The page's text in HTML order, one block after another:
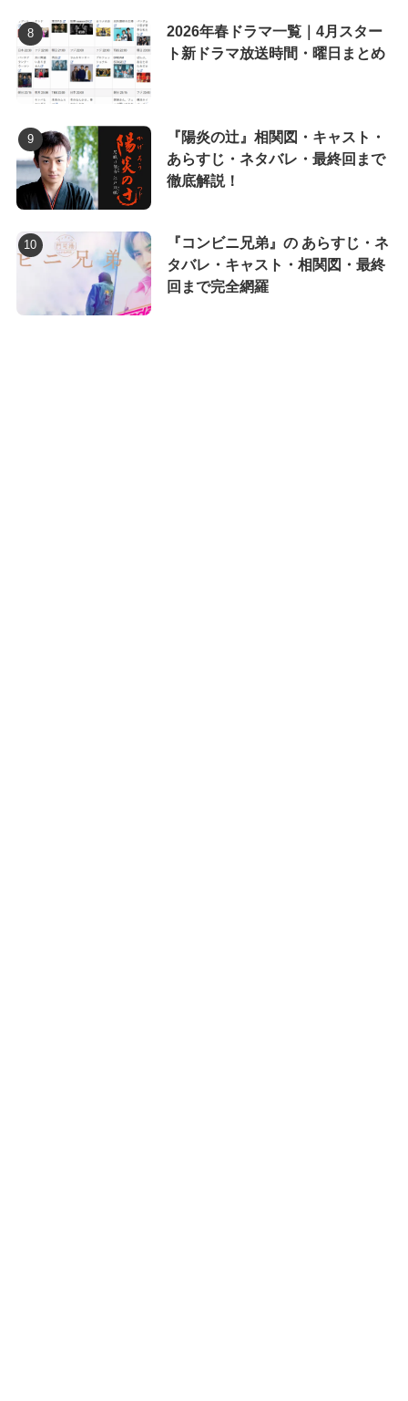
2026年春ドラマ一覧｜4月スター
ト新ドラマ放送時間・曜日まとめ
『陽炎の辻』相関図・キャスト・
あらすじ・ネタバレ・最終回まで
徹底解説！
『コンビニ兄弟』の あらすじ・ネ
タバレ・キャスト・相関図・最終
回まで完全網羅